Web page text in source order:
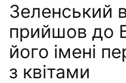
Зеленський
прийшов до
його імені
з квітами